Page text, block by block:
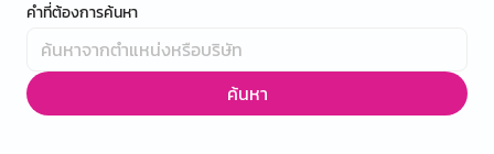
คำที่ต้องการค้นหา
ค้นหา